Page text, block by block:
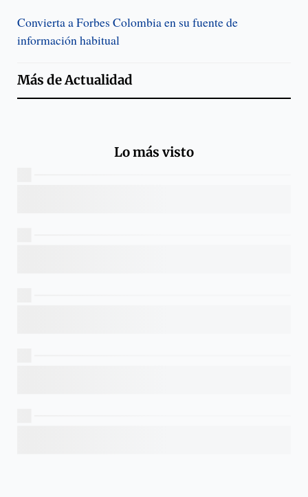
Convierta a Forbes Colombia en su fuente de
información habitual
Más deActualidad
Lo más visto